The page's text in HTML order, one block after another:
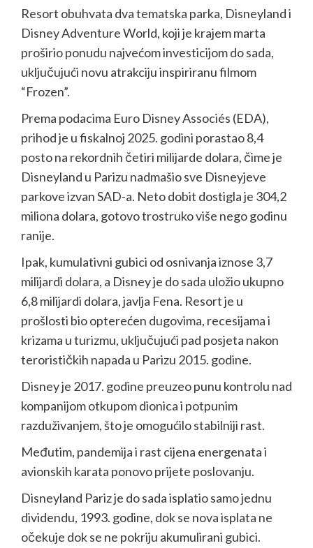
Resort obuhvata dva tematska parka, Disneyland i
Disney Adventure World, koji je krajem marta
proširio ponudu najvećom investicijom do sada,
uključujući novu atrakciju inspiriranu filmom
“Frozen”.
Prema podacima Euro Disney Associés (EDA),
prihod je u fiskalnoj 2025. godini porastao 8,4
posto na rekordnih četiri milijarde dolara, čime je
Disneyland u Parizu nadmašio sve Disneyjeve
parkove izvan SAD-a. Neto dobit dostigla je 304,2
miliona dolara, gotovo trostruko više nego godinu
ranije.
Ipak, kumulativni gubici od osnivanja iznose 3,7
milijardi dolara, a Disney je do sada uložio ukupno
6,8 milijardi dolara, javlja Fena. Resort je u
prošlosti bio opterećen dugovima, recesijama i
krizama u turizmu, uključujući pad posjeta nakon
terorističkih napada u Parizu 2015. godine.
Disney je 2017. godine preuzeo punu kontrolu nad
kompanijom otkupom dionica i potpunim
razduživanjem, što je omogućilo stabilniji rast.
Međutim, pandemija i rast cijena energenata i
avionskih karata ponovo prijete poslovanju.
Disneyland Pariz je do sada isplatio samo jednu
dividendu, 1993. godine, dok se nova isplata ne
očekuje dok se ne pokriju akumulirani gubici.